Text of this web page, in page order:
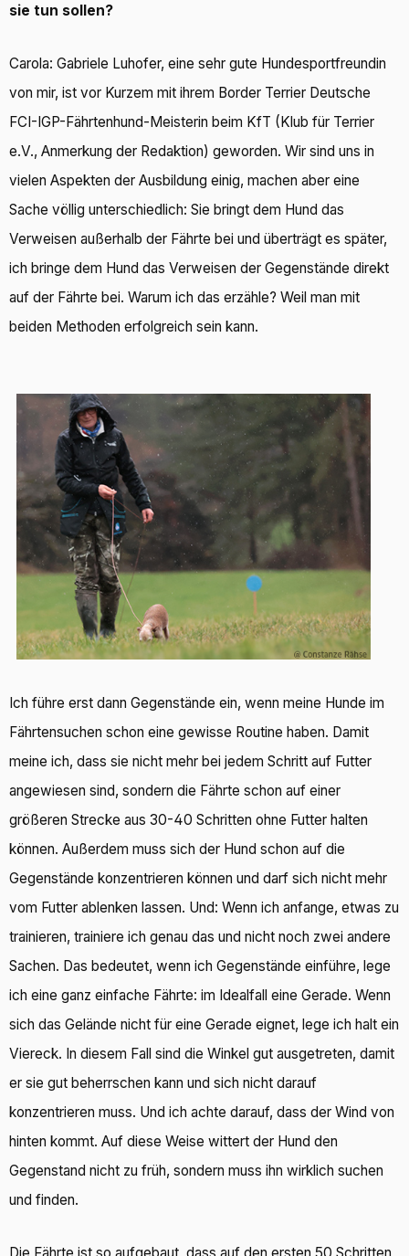
sie tun sollen?
Carola: Gabriele Luhofer, eine sehr gute Hundesportfreundin
von mir, ist vor Kurzem mit ihrem Border Terrier Deutsche
FCI-IGP-Fährtenhund-Meisterin beim KfT (Klub für Terrier
e.V., Anmerkung der Redaktion) geworden. Wir sind uns in
vielen Aspekten der Ausbildung einig, machen aber eine
Sache völlig unterschiedlich: Sie bringt dem Hund das
Verweisen außerhalb der Fährte bei und überträgt es später,
ich bringe dem Hund das Verweisen der Gegenstände direkt
auf der Fährte bei. Warum ich das erzähle? Weil man mit
beiden Methoden erfolgreich sein kann.
Ich führe erst dann Gegenstände ein, wenn meine Hunde im
Fährtensuchen schon eine gewisse Routine haben. Damit
meine ich, dass sie nicht mehr bei jedem Schritt auf Futter
angewiesen sind, sondern die Fährte schon auf einer
größeren Strecke aus 30-40 Schritten ohne Futter halten
können. Außerdem muss sich der Hund schon auf die
Gegenstände konzentrieren können und darf sich nicht mehr
vom Futter ablenken lassen. Und: Wenn ich anfange, etwas zu
trainieren, trainiere ich genau das und nicht noch zwei andere
Sachen. Das bedeutet, wenn ich Gegenstände einführe, lege
ich eine ganz einfache Fährte: im Idealfall eine Gerade. Wenn
sich das Gelände nicht für eine Gerade eignet, lege ich halt ein
Viereck. In diesem Fall sind die Winkel gut ausgetreten, damit
er sie gut beherrschen kann und sich nicht darauf
konzentrieren muss. Und ich achte darauf, dass der Wind von
hinten kommt. Auf diese Weise wittert der Hund den
Gegenstand nicht zu früh, sondern muss ihn wirklich suchen
und finden.